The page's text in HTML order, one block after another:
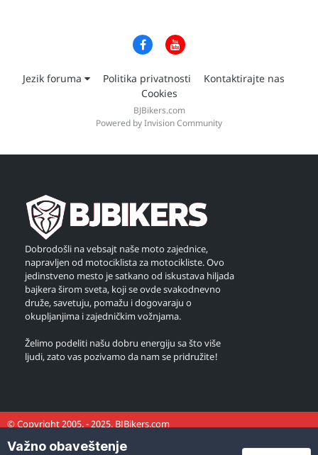
Jezik foruma Politika privatnosti
Kontaktirajte nas
Cookies
BJBikers.com
Powered by Invision Community
Dobrodošli na vebsajt naše moto zajednice,
napravljen od motociklista za motocikliste. Ovo
jedinstveno mesto je satkano od iskustava hiljada
bajkera širom sveta, koji se ovde svakodnevno
druže, savetuju, pomažu i dogovaraju o
okupljanjima i zajedničkim vožnjama.
Želimo podeliti našu dobru energiju sa što više
ljudi, zato vas pozivamo da nam se pridružite!
© Copyright 2005. - 2025. BJBikers.com
Važno obaveštenje